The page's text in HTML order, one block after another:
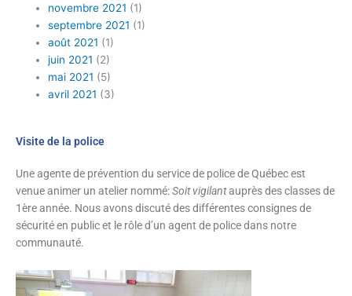
novembre 2021 (1)
septembre 2021 (1)
août 2021 (1)
juin 2021 (2)
mai 2021 (5)
avril 2021 (3)
Visite de la police
Une agente de prévention du service de police de Québec est
venue animer un atelier nommé:Soit vigilantauprès des classes de
1èreannée. Nous avons discuté des différentes consignes de
sécurité en public et le rôle d’un agent de police dans notre
communauté.